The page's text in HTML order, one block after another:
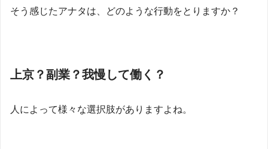
そう感じたアナタは、どのような行動をとりますか？
上京？副業？我慢して働く？
人によって様々な選択肢がありますよね。